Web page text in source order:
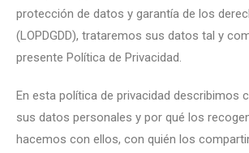
protección de datos y garantía de los
(LOPDGDD), trataremos sus datos tal y
presente Política de Privacidad.
En esta política de privacidad describimos
sus datos personales y por qué los
hacemos con ellos, con quién los